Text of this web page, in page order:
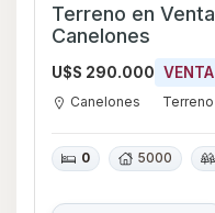
Terreno en Venta en Canelones,
Canelones
U$S 290.000 VENTA
Canelones Terreno
0 5000